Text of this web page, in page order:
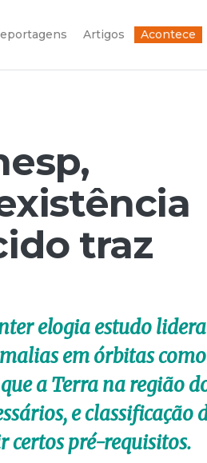
Artigos Acontece
traz
elogia estudo
em órbitas como
a Terra na região
e classificação
certos pré-requisitos.